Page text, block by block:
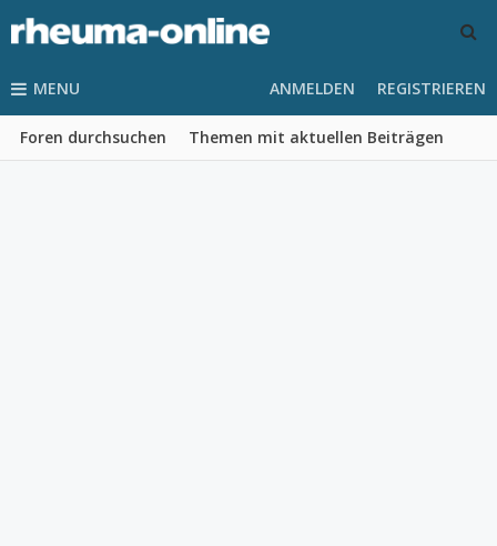
MENU
Foren durchsuchen Themen mit aktuellen Beiträgen
ANMELDEN REGISTRIEREN